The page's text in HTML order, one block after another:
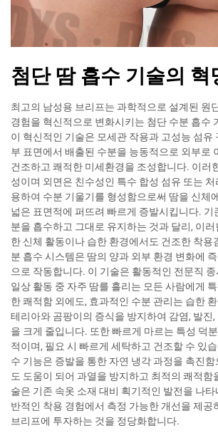
첨단 땀 흡수 기술의 혁
최고의 남성용 브리프는 과학적으로 설계된 원
경험을 혁신적으로 변화시키는 첨단 수분 흡수
이 혁신적인 기술은 모세관 작용과 고성능 섬유
부 표면에서 배출된 수분을 능동적으로 외부로
건조하고 쾌적한 미세환경을 조성합니다. 이러
성이며 외면은 친수성인 특수 합성 섬유 또는
용하여 수분 기울기를 형성함으로써 땀을 신체
넓은 표면적에 퍼뜨려 빠르게 증발시킵니다. 기
분을 흡수하고 그대로 유지하는 것과 달리, 이
한 신체 활동이나 습한 환경에서도 건조한 착용
분 흡수 시스템은 땀의 양과 외부 환경 변화에
으로 작동합니다. 이 기술은 활동적인 전문직
일상 활동 중 자주 땀를 흘리는 모든 사람에게
한 쾌적함 외에도, 효과적인 수분 관리는 습한
테리아와 곰팡이의 증식을 방지하여 감염, 발진,
을 크게 줄입니다. 또한 빠르게 마르는 특성 덕
적이며, 필요 시 빠르게 세탁하고 건조할 수 있
수 기능은 증발을 통한 자연 냉각 과정을 촉진
도 도움이 되어 과열을 방지하고 최적의 쾌적함
술은 기존 속옷 소재 대비 획기적인 발전을 나타
반적인 착용 경험에서 측정 가능한 개선을 제공
브리프에 투자하는 것을 정당화합니다.